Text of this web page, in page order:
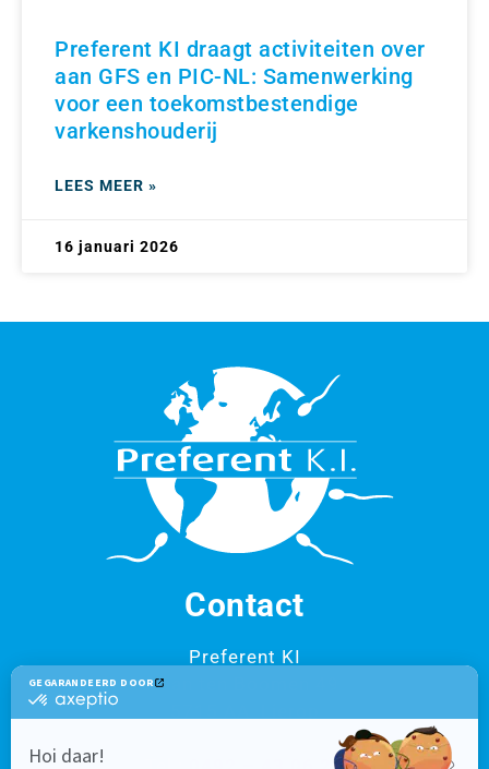
Preferent KI draagt activiteiten over
aan GFS en PIC-NL: Samenwerking
voor een toekomstbestendige
varkenshouderij
LEES MEER »
16 januari 2026
Contact
Preferent KI
Laan ten Boomen 49